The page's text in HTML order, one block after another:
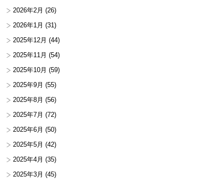
2026年2月 (26)
2026年1月 (31)
2025年12月 (44)
2025年11月 (54)
2025年10月 (59)
2025年9月 (55)
2025年8月 (56)
2025年7月 (72)
2025年6月 (50)
2025年5月 (42)
2025年4月 (35)
2025年3月 (45)